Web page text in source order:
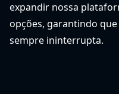
expandir nossa
opções, garantindo
sempre ininterrupta.